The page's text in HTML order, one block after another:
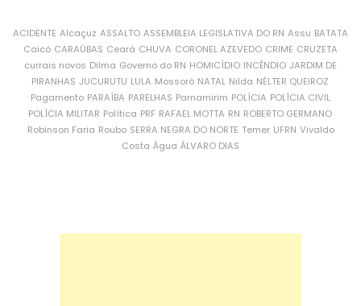
ACIDENTE Alcaçuz ASSALTO ASSEMBLEIA LEGISLATIVA DO RN Assu BATATA
Caicó CARAÚBAS Ceará CHUVA CORONEL AZEVEDO CRIME CRUZETA
currais novos Dilma Governo do RN HOMICÍDIO INCÊNDIO JARDIM DE
PIRANHAS JUCURUTU LULA Mossoró NATAL Nilda NÉLTER QUEIROZ
Pagamento PARAÍBA PARELHAS Parnamirim POLÍCIA POLÍCIA CIVIL
POLÍCIA MILITAR Política PRF RAFAEL MOTTA RN ROBERTO GERMANO
Robinson Faria Roubo SERRA NEGRA DO NORTE Temer UFRN Vivaldo
Costa Água ÁLVARO DIAS